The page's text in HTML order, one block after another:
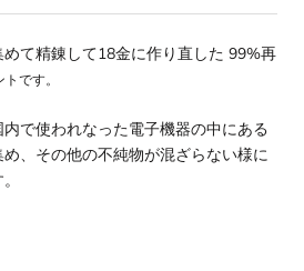
て精錬して18金に作り直した 99%再
トです。
で使われなった電子機器の中にある
、その他の不純物が混ざらない様に